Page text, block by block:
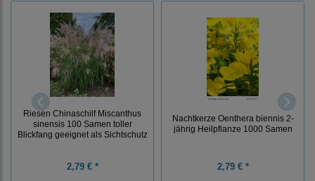
Riesen Chinaschilf Miscanthus
sinensis 100 Samen toller
Blickfang geeignet als Sichtschutz
2,79 € *
Nachtkerze Oenthera biennis 2-
jährig Heilpflanze 1000 Samen
2,79 € *